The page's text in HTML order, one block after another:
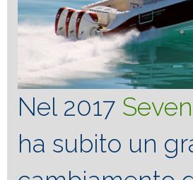
Nel 2017
ha subito un